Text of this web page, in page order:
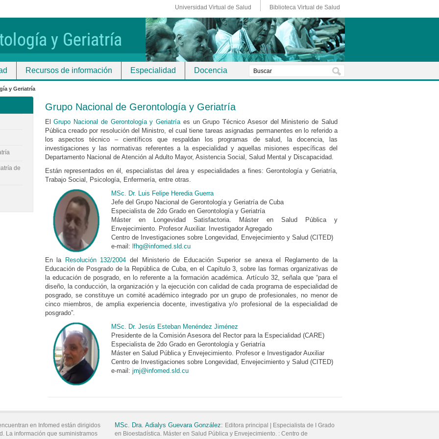
Universidad Virtual de Salud Biblioteca Virtual de Salud
Recursos de información Especialidad Docencia
y Geriatría
Grupo Nacional de Gerontología y Geriatría
ElGrupo Nacional de Gerontología y Geriatríaes un Grupo Técnico Asesor del Ministerio de Salud
Pública creado por resolución del Ministro, el cual tiene tareas asignadas permanentes en lo referido a
los aspectos técnico – científicos que respaldan los programas de salud, la docencia, las
investigaciones y las normativas referentes a la especialidad y aquellas misiones específicas del
Departamento Nacional de Atención al Adulto Mayor, Asistencia Social, Salud Mental y Discapacidad.
Están representados en él, especialistas del área y especialidades a fines: Gerontología y Geriatría,
Trabajo Social, Psicología, Enfermería, entre otras.
MSc. Dr. Luis Felipe Heredia Guerra
Jefe del Grupo Nacional de Gerontología y Geriatría de Cuba
Especialista de 2do Grado en Gerontología y Geriatría
Máster en Longevidad Satisfactoria. Máster en Salud Pública y
Envejecimiento. Profesor Auxiliar. Investigador Agregado
Centro de Investigaciones sobre Longevidad, Envejecimiento y Salud (CITED)
e-mail: lfhg@infomed.sld.cu
En la Resolución 132/2004 del Ministerio de Educación Superior se anexa el Reglamento de la
Educación de Posgrado de la República de Cuba, en el Capítulo 3, sobre las formas organizativas de
la educación de posgrado, en lo referente a la formación académica. Artículo 32, señala que “para el
diseño, la conducción, la organización y la ejecución con calidad de cada programa de especialidad de
posgrado, se constituye un comité académico integrado por un grupo de profesionales, no menor de
cinco miembros, de amplia experiencia docente, investigativa y/o profesional de la especialidad de
posgrado”.
MSc. Dr. Jesús Esteban Menéndez Jiménez
Presidente de la Comisión Asesora del Rector para la Especialidad (CARE)
Especialista de 2do Grado en Gerontología y Geriatría
Máster en Salud Pública y Envejecimiento. Profesor e Investigador Auxiliar
Centro de Investigaciones sobre Longevidad, Envejecimiento y Salud (CITED)
e-mail: jmj@infomed.sld.cu
de
en Infomed están dirigidos
La información que suministramos
MSc. Dra. Adialys Guevara González: Editora principal |
Especialista de I Grado
en Bioestadística. Máster en Salud Pública y Envejecimiento. : Centro de